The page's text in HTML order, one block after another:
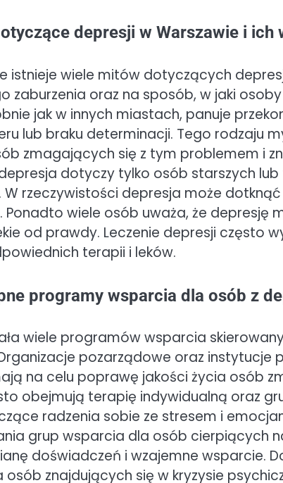
depresji w Warszawie i ich
istnieje wiele mitów dotyczących
zaburzenia oraz na sposób, w jaki
jak w innych miastach, panuje
lub braku determinacji. Tego rodzaju
zmagających się z tym problemem i
depresja dotyczy tylko osób starszych
rzeczywistości depresja może
Ponadto wiele osób uważa, że depresję
od prawdy. Leczenie depresji często
terapii i leków.
programy wsparcia dla osób z
wiele programów wsparcia
pozarządowe oraz instytucje
na celu poprawę jakości życia osób
obejmują terapię indywidualną oraz
radzenia sobie ze stresem i
grup wsparcia dla osób cierpiących
doświadczeń i wzajemne wsparcie.
osób znajdujących się w kryzysie